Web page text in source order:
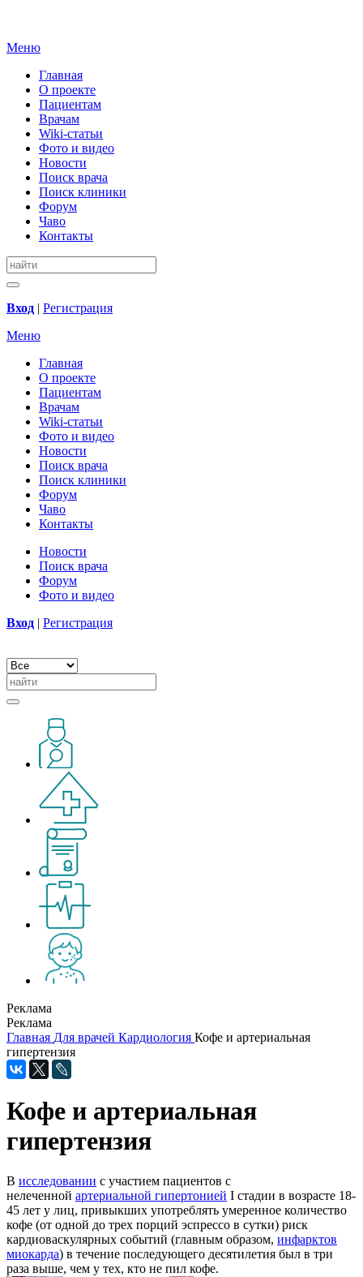
Меню
Главная
О проекте
Пациентам
Врачам
Wiki-статьи
Фото и видео
Новости
Поиск врача
Поиск клиники
Форум
Чаво
Контакты
Вход | Регистрация
Меню
Главная
О проекте
Пациентам
Врачам
Wiki-статьи
Фото и видео
Новости
Поиск врача
Поиск клиники
Форум
Чаво
Контакты
Новости
Поиск врача
Форум
Фото и видео
Вход | Регистрация
Реклама
Реклама
Главная Для врачей Кардиология Кофе и артериальная
гипертензия
Кофе и артериальная
гипертензия
В исследовании с участием пациентов с
нелеченной артериальной гипертонией I стадии в возрасте 18-
45 лет у лиц, привыкших употреблять умеренное количество
кофе (от одной до трех порций эспрессо в сутки) риск
кардиоваскулярных событий (главным образом, инфарктов
миокарда) в течение последующего десятилетия был в три
раза выше, чем у тех, кто не пил кофе.